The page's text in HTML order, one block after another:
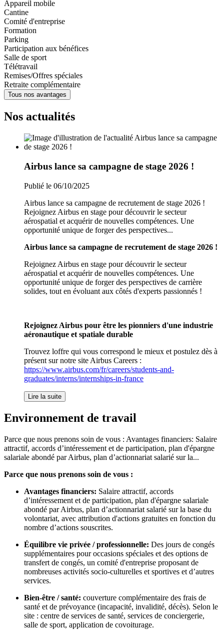
Appareil mobile
Cantine
Comité d'entreprise
Formation
Parking
Participation aux bénéfices
Salle de sport
Télétravail
Remises/Offres spéciales
Retraite complémentaire
Tous nos avantages
Nos actualités
Airbus lance sa campagne de stage 2026 !
Publié le 06/10/2025
Airbus lance sa campagne de recrutement de stage 2026 !
Rejoignez Airbus en stage pour découvrir le secteur
aérospatial et acquérir de nouvelles compétences. Une
opportunité unique de forger des perspectives...
Airbus lance sa campagne de recrutement de stage 2026 !
Rejoignez Airbus en stage pour découvrir le secteur
aérospatial et acquérir de nouvelles compétences. Une
opportunité unique de forger des perspectives de carrière
solides, tout en évoluant aux côtés d'experts passionnés !
Rejoignez Airbus pour être les pionniers d'une industrie
aéronautique et spatiale durable
Trouvez loffre qui vous correspond le mieux et postulez dès à
présent sur notre site Airbus Careers :
https://www.airbus.com/fr/careers/students-and-
graduates/interns/internships-in-france
Lire la suite
Environnement de travail
Parce que nous prenons soin de vous : Avantages financiers: Salaire
attractif, accords d’intéressement et de participation, plan d'épargne
salariale abondé par Airbus, plan d’actionnariat salarié sur la...
Parce que nous prenons soin de vous :
Avantages financiers: Salaire attractif, accords
d’intéressement et de participation, plan d'épargne salariale
abondé par Airbus, plan d’actionnariat salarié sur la base du
volontariat, avec attribution d'actions gratuites en fonction du
nombre d’actions souscrites.
Équilibre vie privée / professionnelle: Des jours de congés
supplémentaires pour occasions spéciales et des options de
transfert de congés, un comité d'entreprise proposant de
nombreuses activités socio-culturelles et sportives et d’autres
services.
Bien-être / santé: couverture complémentaire des frais de
santé et de prévoyance (incapacité, invalidité, décès). Selon le
site : centre de services de santé, services de conciergerie,
salle de sport, application de covoiturage.